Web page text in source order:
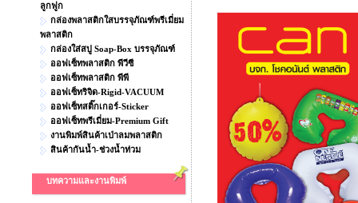
ลูกฟูก
กล่องพลาสติกใสบรรจุภัณฑ์พรีเมี่ยม
พลาสติก
กล่องใส่สบู่ Soap-Box บรรจุภัณฑ์
ออฟเซ็ทพลาสติก พีวีซี
ออฟเซ็ทพลาสติก พีพี
ออฟเซ็ทริจิด-Rigid-VACUUM
ออฟเซ็ทสติ๊กเกอร์-Sticker
ออฟเซ็ทพรีเมี่ยม-Premium Gift
งานพิมพ์สินค้าเป่าลมพลาสติก
สินค้ากันน้ำ-ช่วงน้ำท่วม
บทความและงานพิมพ์